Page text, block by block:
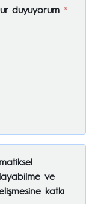
duyuyorum *
ve
katkı